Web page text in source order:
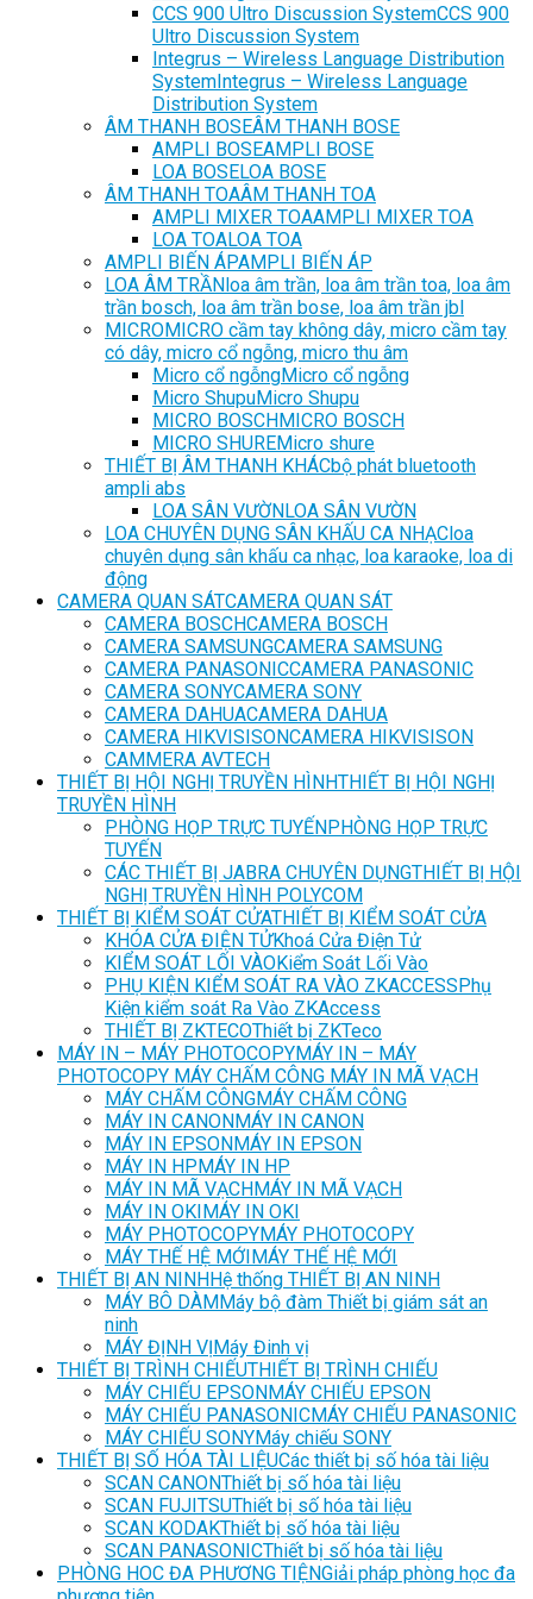
CCS 900 Ultro Discussion SystemCCS 900
Ultro Discussion System
Integrus – Wireless Language Distribution
SystemIntegrus – Wireless Language
Distribution System
ÂM THANH BOSEÂM THANH BOSE
AMPLI BOSEAMPLI BOSE
LOA BOSELOA BOSE
ÂM THANH TOAÂM THANH TOA
AMPLI MIXER TOAAMPLI MIXER TOA
LOA TOALOA TOA
AMPLI BIẾN ÁPAMPLI BIẾN ÁP
LOA ÂM TRẦNloa âm trần, loa âm trần toa, loa âm
trần bosch, loa âm trần bose, loa âm trần jbl
MICROMICRO cầm tay không dây, micro cầm tay
có dây, micro cổ ngỗng, micro thu âm
Micro cổ ngỗngMicro cổ ngỗng
Micro ShupuMicro Shupu
MICRO BOSCHMICRO BOSCH
MICRO SHUREMicro shure
THIẾT BỊ ÂM THANH KHÁCbộ phát bluetooth
ampli abs
LOA SÂN VƯỜNLOA SÂN VƯỜN
LOA CHUYÊN DỤNG SÂN KHẤU CA NHẠCloa
chuyên dụng sân khấu ca nhạc, loa karaoke, loa di
động
CAMERA QUAN SÁTCAMERA QUAN SÁT
CAMERA BOSCHCAMERA BOSCH
CAMERA SAMSUNGCAMERA SAMSUNG
CAMERA PANASONICCAMERA PANASONIC
CAMERA SONYCAMERA SONY
CAMERA DAHUACAMERA DAHUA
CAMERA HIKVISISONCAMERA HIKVISISON
CAMMERA AVTECH
THIẾT BỊ HỘI NGHỊ TRUYỀN HÌNHTHIẾT BỊ HỘI NGHỊ
TRUYỀN HÌNH
PHÒNG HỌP TRỰC TUYẾNPHÒNG HỌP TRỰC
TUYẾN
CÁC THIẾT BỊ JABRA CHUYÊN DỤNGTHIẾT BỊ HỘI
NGHỊ TRUYỀN HÌNH POLYCOM
THIẾT BỊ KIỂM SOÁT CỬATHIẾT BỊ KIỂM SOÁT CỬA
KHÓA CỬA ĐIỆN TỬKhoá Cửa Điện Tử
KIỂM SOÁT LỐI VÀOKiểm Soát Lối Vào
PHỤ KIỆN KIỂM SOÁT RA VÀO ZKACCESSPhụ
Kiện kiểm soát Ra Vào ZKAccess
THIẾT BỊ ZKTECOThiết bị ZKTeco
MÁY IN – MÁY PHOTOCOPYMÁY IN – MÁY
PHOTOCOPY MÁY CHẤM CÔNG MÁY IN MÃ VẠCH
MÁY CHẤM CÔNGMÁY CHẤM CÔNG
MÁY IN CANONMÁY IN CANON
MÁY IN EPSONMÁY IN EPSON
MÁY IN HPMÁY IN HP
MÁY IN MÃ VẠCHMÁY IN MÃ VẠCH
MÁY IN OKIMÁY IN OKI
MÁY PHOTOCOPYMÁY PHOTOCOPY
MÁY THẾ HỆ MỚIMÁY THẾ HỆ MỚI
THIẾT BỊ AN NINHHệ thống THIẾT BỊ AN NINH
MÁY BÔ DÀMMáy bộ đàm Thiết bị giám sát an
ninh
MÁY ĐỊNH VỊMáy Đinh vị
THIẾT BỊ TRÌNH CHIẾUTHIẾT BỊ TRÌNH CHIẾU
MÁY CHIẾU EPSONMÁY CHIẾU EPSON
MÁY CHIẾU PANASONICMÁY CHIẾU PANASONIC
MÁY CHIẾU SONYMáy chiếu SONY
THIẾT BỊ SỐ HÓA TÀI LIỆUCác thiết bị số hóa tài liệu
SCAN CANONThiết bị số hóa tài liệu
SCAN FUJITSUThiết bị số hóa tài liệu
SCAN KODAKThiết bị số hóa tài liệu
SCAN PANASONICThiết bị số hóa tài liệu
PHÒNG HOC ĐA PHƯƠNG TIỆNGiải pháp phòng học đa